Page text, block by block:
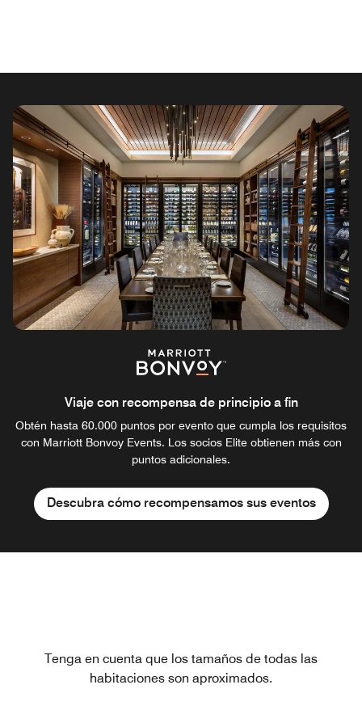
Viaje con recompensa de principio a fin
Obtén hasta 60.000 puntos por evento que cumpla los requisitos
con Marriott Bonvoy Events. Los socios Elite obtienen más con
puntos adicionales.
Descubra cómo recompensamos sus eventos
Tenga en cuenta que los tamaños de todas las
habitaciones son aproximados.